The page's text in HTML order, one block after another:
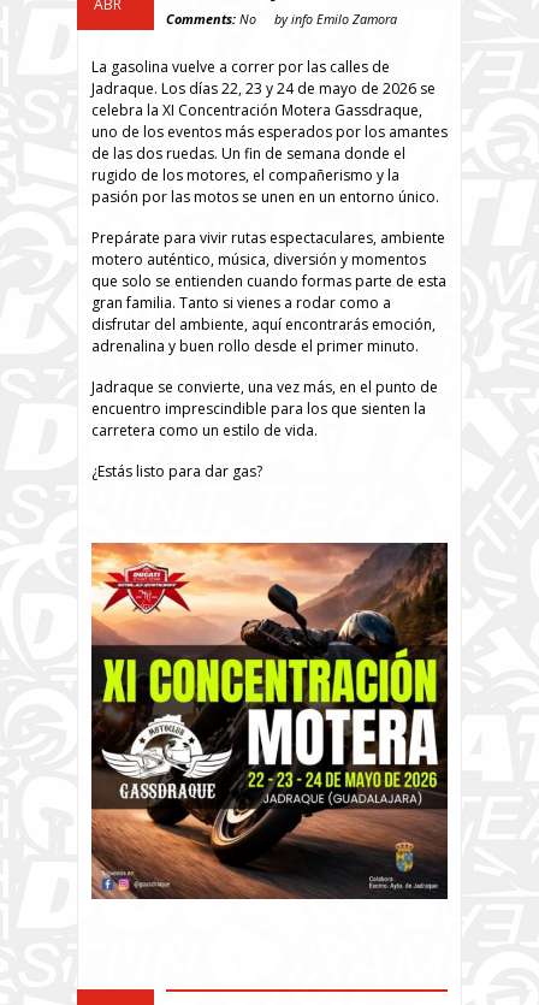
ABR
Comments: No by info Emilo Zamora
La gasolina vuelve a correr por las calles de
Jadraque. Los días 22, 23 y 24 de mayo de 2026 se
celebra la XI Concentración Motera Gassdraque,
uno de los eventos más esperados por los amantes
de las dos ruedas. Un fin de semana donde el
rugido de los motores, el compañerismo y la
pasión por las motos se unen en un entorno único.
Prepárate para vivir rutas espectaculares, ambiente
motero auténtico, música, diversión y momentos
que solo se entienden cuando formas parte de esta
gran familia. Tanto si vienes a rodar como a
disfrutar del ambiente, aquí encontrarás emoción,
adrenalina y buen rollo desde el primer minuto.
Jadraque se convierte, una vez más, en el punto de
encuentro imprescindible para los que sienten la
carretera como un estilo de vida.
¿Estás listo para dar gas?